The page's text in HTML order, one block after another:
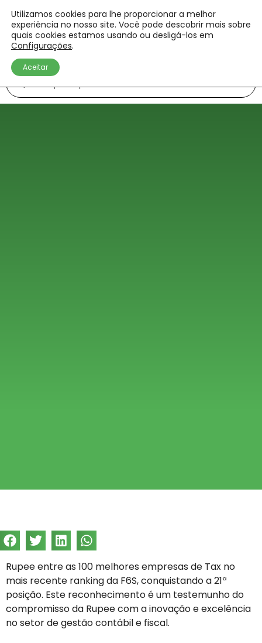
Rupee entre as 100 melhores empresas de Tax no
mais recente ranking da F6S, conquistando a 21ª
posição. Este reconhecimento é um testemunho do
compromisso da Rupee com a inovação e excelência
no setor de gestão contábil e fiscal.
Utilizamos cookies para lhe proporcionar a melhor
experiência no nosso site. Você pode descobrir mais sobre
quais cookies estamos usando ou desligá-los em
Configurações.
Aceitar